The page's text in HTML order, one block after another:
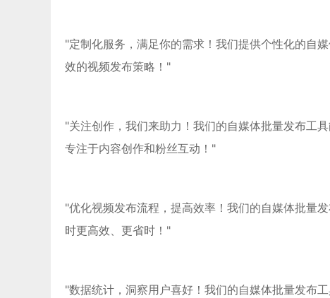
"定制化服务，满足你的需求！我们提供个性化的自
效的视频发布策略！"
"关注创作，我们来助力！我们的自媒体批量发布工
专注于内容创作和粉丝互动！"
"优化视频发布流程，提高效率！我们的自媒体批量
时更高效、更省时！"
"数据统计，洞察用户喜好！我们的自媒体批量发布